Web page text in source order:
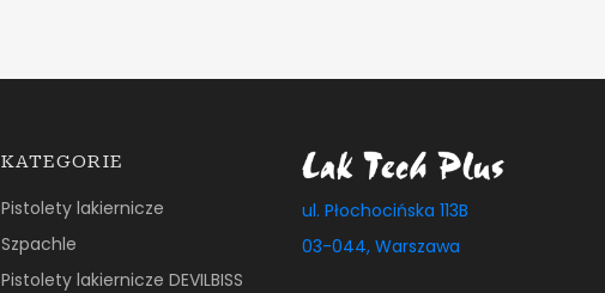
KATEGORIE
Pistolety lakiernicze
Szpachle
Pistolety lakiernicze DEVILBISS
ul. Płochocińska 113B
03-044, Warszawa